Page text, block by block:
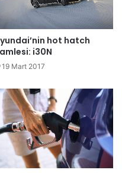
hot hatch
i30N
19 Mart 2017